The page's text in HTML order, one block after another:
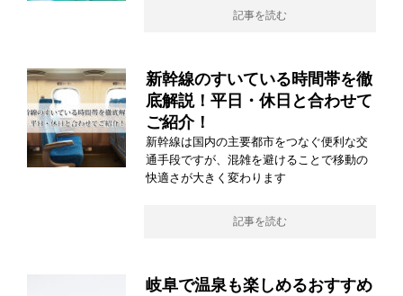
記事を読む
新幹線のすいている時間帯を徹
底解説！平日・休日と合わせて
ご紹介！
新幹線は国内の主要都市をつなぐ便利な交
通手段ですが、混雑を避けることで移動の
快適さが大きく変わります
記事を読む
岐阜で温泉も楽しめるおすすめ